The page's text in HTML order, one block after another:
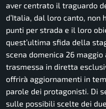
aver centrato il traguardo
d’Italia, dal loro canto, non
punti per strada e il loro
quest’ultima sfida della
scena domenica 26 maggio
trasmessa in diretta
offrirà aggiornamenti in
parole dei protagonisti. Di
sulle possibili scelte dei